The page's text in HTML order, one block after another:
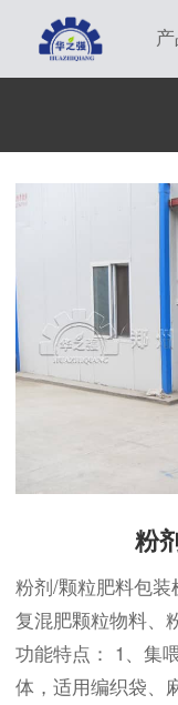
粉
粉剂/颗粒肥料包
复混肥颗粒物料、
功能特点： 1、集
体，适用编织袋、